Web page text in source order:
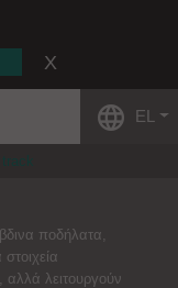
EL
ποδήλατα,
αλλά λειτουργούν